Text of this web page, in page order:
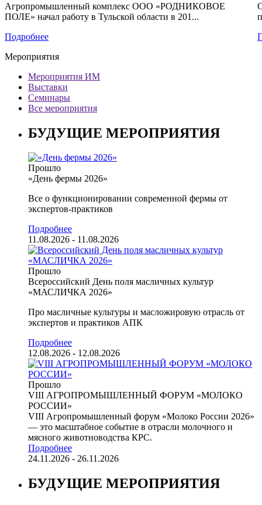
Агропромышленный комплекс ООО «РОДНИКОВОЕ
ПОЛЕ» начал работу в Тульской области в 201...
Подробнее
Мероприятия
Мероприятия ИМ
Выставки
Семинары
Все мероприятия
БУДУЩИЕ МЕРОПРИЯТИЯ
Прошло
«День фермы 2026»
Все о функционировании современной фермы от
экспертов-практиков
Подробнее
11.08.2026 - 11.08.2026
Прошло
Всероссийский День поля масличных культур
«МАСЛИЧКА 2026»
Про масличные культуры и масложировую отрасль от
экспертов и практиков АПК
Подробнее
12.08.2026 - 12.08.2026
Прошло
VIII АГРОПРОМЫШЛЕННЫЙ ФОРУМ «МОЛОКО
РОССИИ»
VIII Агропромышленный форум «Молоко России 2026»
— это масштабное событие в отрасли молочного и
мясного животноводства КРС.
Подробнее
24.11.2026 - 26.11.2026
БУДУЩИЕ МЕРОПРИЯТИЯ